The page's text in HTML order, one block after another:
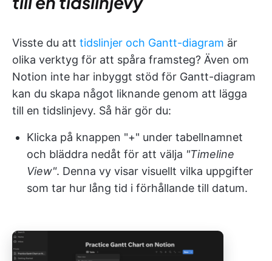
Visste du att tidslinjer och Gantt-diagram är
olika verktyg för att spåra framsteg? Även om
Notion inte har inbyggt stöd för Gantt-diagram
kan du skapa något liknande genom att lägga
till en tidslinjevy. Så här gör du:
Klicka på knappen "+" under tabellnamnet
och bläddra nedåt för att välja "Timeline
View". Denna vy visar visuellt vilka uppgifter
som tar hur lång tid i förhållande till datum.